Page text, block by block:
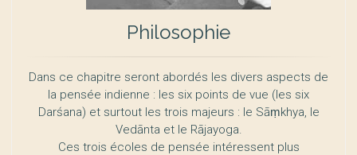
Philosophie
Dans ce chapitre seront abordés les divers aspects de
la pensée indienne : les six points de vue (les six
Darśana) et surtout les trois majeurs : le Sāṃkhya, le
Vedānta et le Rājayoga.
Ces trois écoles de pensée intéressent plus